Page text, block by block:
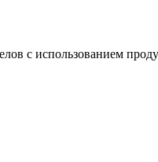
с использованием